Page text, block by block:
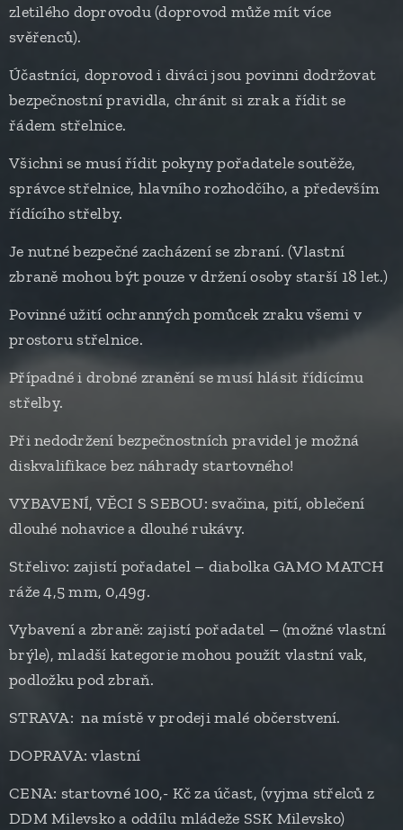
zletilého doprovodu (doprovod může mít více
svěřenců).
Účastníci, doprovod i diváci jsou povinni dodržovat
bezpečnostní pravidla, chránit si zrak a řídit se
řádem střelnice.
Všichni se musí řídit pokyny pořadatele soutěže,
správce střelnice, hlavního rozhodčího, a především
řídícího střelby.
Je nutné bezpečné zacházení se zbraní. (Vlastní
zbraně mohou být pouze v držení osoby starší 18 let.)
Povinné užití ochranných pomůcek zraku všemi v
prostoru střelnice.
Případné i drobné zranění se musí hlásit řídícímu
střelby.
Při nedodržení bezpečnostních pravidel je možná
diskvalifikace bez náhrady startovného!
VYBAVENÍ, VĚCI S SEBOU: svačina, pití, oblečení
dlouhé nohavice a dlouhé rukávy.
Střelivo: zajistí pořadatel – diabolka GAMO MATCH
ráže 4,5 mm, 0,49g.
Vybavení a zbraně: zajistí pořadatel – (možné vlastní
brýle), mladší kategorie mohou použít vlastní vak,
podložku pod zbraň.
STRAVA: na místě v prodeji malé občerstvení.
DOPRAVA: vlastní
CENA: startovné 100,- Kč za účast, (vyjma střelců z
DDM Milevsko a oddílu mládeže SSK Milevsko)